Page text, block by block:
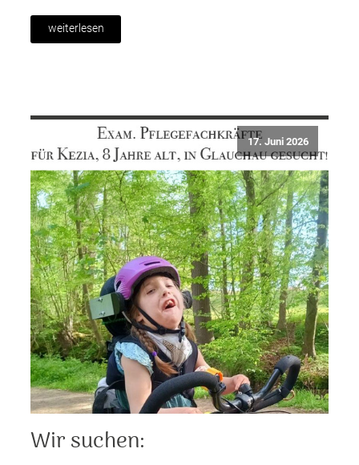
weiterlesen
17. Juni 2026
Wir suchen: